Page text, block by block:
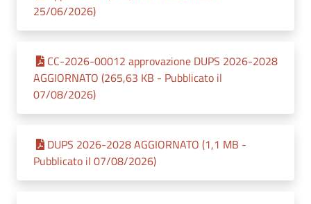
25/06/2026)
CC-2026-00012 approvazione DUPS 2026-2028
AGGIORNATO (265,63 KB - Pubblicato il
07/08/2026)
DUPS 2026-2028 AGGIORNATO (1,1 MB -
Pubblicato il 07/08/2026)